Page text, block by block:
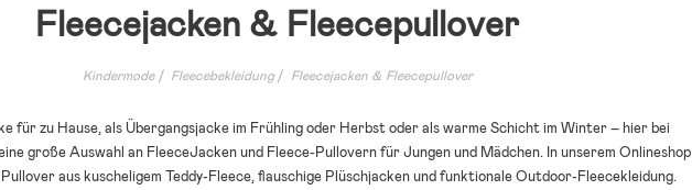
Fleecejacken & Fleecepullover
Kindermode Fleecebekleidung Fleecejacken & Fleecepullover
für zu Hause, als Übergangsjacke im Frühling oder Herbst oder als warme Schicht im Winter – hier bei
große Auswahl an FleeceJacken und Fleece-Pullovern für Jungen und Mädchen. In unserem Onlineshop
aus kuscheligem Teddy-Fleece, flauschige Plüschjacken und funktionale Outdoor-Fleecekleidung.